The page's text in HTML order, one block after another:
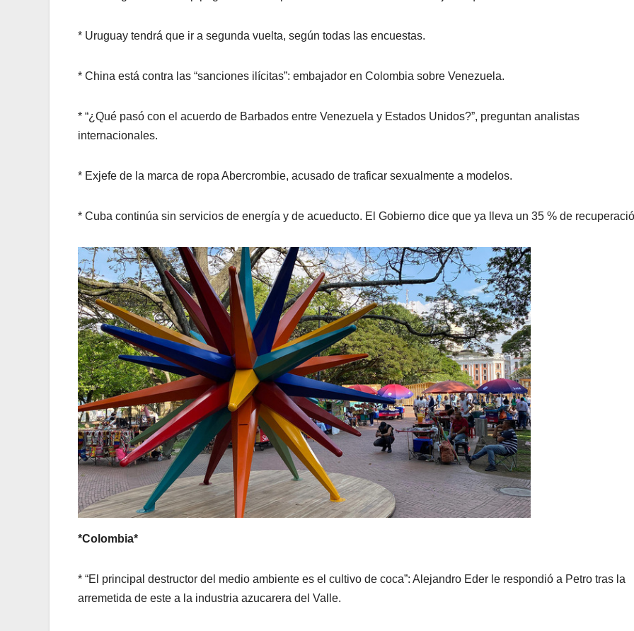
* Uruguay tendrá que ir a segunda vuelta, según todas las encuestas.
* China está contra las “sanciones ilícitas”: embajador en Colombia sobre Venezuela.
* “¿Qué pasó con el acuerdo de Barbados entre Venezuela y Estados Unidos?”, preguntan analistas
internacionales.
* Exjefe de la marca de ropa Abercrombie, acusado de traficar sexualmente a modelos.
* Cuba continúa sin servicios de energía y de acueducto. El Gobierno dice que ya lleva un 35 % de
*Colombia*
* “El principal destructor del medio ambiente es el cultivo de coca”: Alejandro Eder le respondió a Petro tras la
arremetida de este a la industria azucarera del Valle.